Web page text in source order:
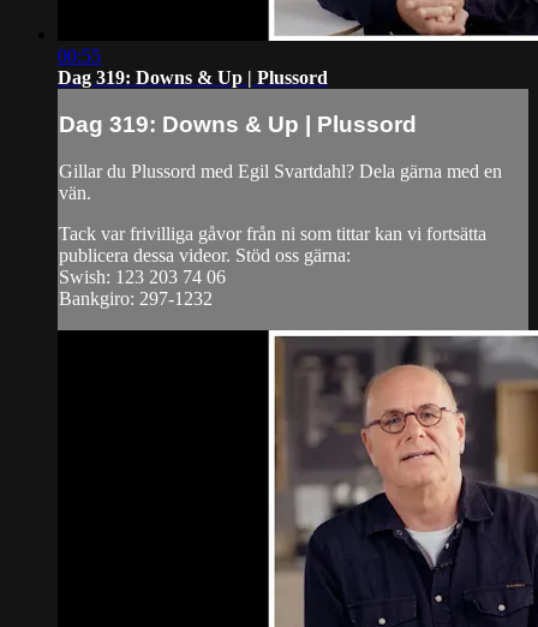
00:55
Dag 319: Downs & Up | Plussord
Dag 319: Downs & Up | Plussord
Gillar du Plussord med Egil Svartdahl? Dela gärna med en
vän.
Tack var frivilliga gåvor från ni som tittar kan vi fortsätta
publicera dessa videor. Stöd oss gärna:
Swish: 123 203 74 06
Bankgiro: 297-1232